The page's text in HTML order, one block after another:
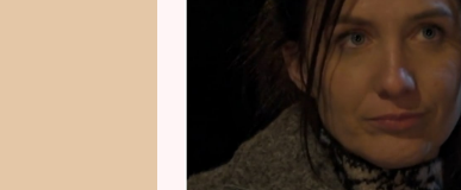
Zatímco v první sérii
letos se na první pohled
osobně. Až po finále se
neodpustila a nemá
celé věci vyjádřila.